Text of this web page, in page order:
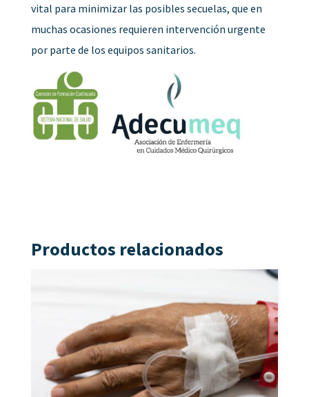
vital para minimizar las posibles secuelas, que en
muchas ocasiones requieren intervención urgente
por parte de los equipos sanitarios.
Productos relacionados